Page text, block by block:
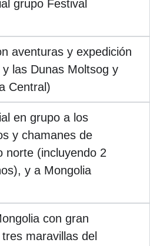
grupo Festival
aventuras y expedición
las Dunas Moltsog y
Central)
en grupo a los
y chamanes de
norte (incluyendo 2
y a Mongolia
con gran
maravillas del